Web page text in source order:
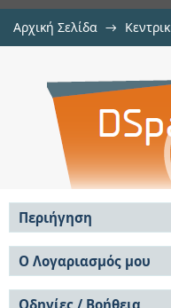
Αρχική Σελίδα →
Περιήγηση
Σε όλο το DSpace
Κοινότητες & Συλλογές
Ανά Ημερομηνία
Ο Λογαριασμός μου
Σύνδεση
Οδηγίες / Βοήθεια